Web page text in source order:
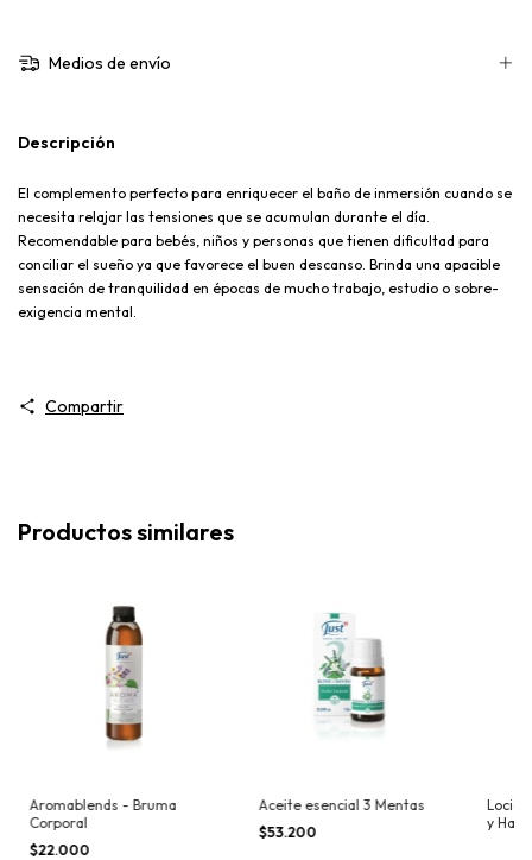
Medios de envío
Descripción
El complemento perfecto para enriquecer el baño de inmersión cuando se
necesita relajar las tensiones que se acumulan durante el día.
Recomendable para bebés, niños y personas que tienen dificultad para
conciliar el sueño ya que favorece el buen descanso. Brinda una apacible
sensación de tranquilidad en épocas de mucho trabajo, estudio o sobre-
exigencia mental.
Compartir
Productos similares
Aromablends - Bruma
Corporal
$22.000
Aceite esencial 3 Mentas
$53.200
y